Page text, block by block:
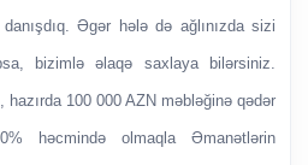
Əgər hələ də ağlınızda sizi
bizimlə əlaqə saxlaya bilərsiniz.
100 000 AZN məbləğinə qədər
həcmində olmaqla Əmanətlərin